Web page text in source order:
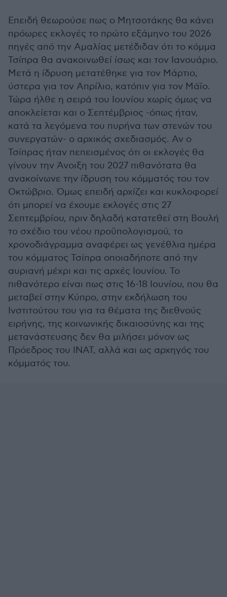
Επειδή θεωρούσε πως ο Μητσοτάκης θα κάνει
πρόωρες εκλογές το πρώτο εξάμηνο του 2026
πηγές από την Αμαλίας μετέδιδαν ότι το κόμμα
Τσίπρα θα ανακοινωθεί ίσως και τον Ιανουάριο.
Μετά η ίδρυση μετατέθηκε για τον Μάρτιο,
ύστερα για τον Απρίλιο, κατόπιν για τον Μάϊο.
Τώρα ήλθε η σειρά του Ιουνίου χωρίς όμως να
αποκλείεται και ο Σεπτέμβριος -όπως ήταν,
κατά τα λεγόμενα του πυρήνα των στενών του
συνεργατών- ο αρχικός σχεδιασμός. Αν ο
Τσίπρας ήταν πεπεισμένος ότι οι εκλογές θα
γίνουν την Άνοιξη του 2027 πιθανότατα θα
ανακοίνωνε την ίδρυση του κόμματός του τον
Οκτώβριο. Όμως επειδή αρχίζει και κυκλοφορεί
ότι μπορεί να έχουμε εκλογές στις 27
Σεπτεμβρίου, πριν δηλαδή κατατεθεί στη Βουλή
το σχέδιο του νέου προϋπολογισμού, το
χρονοδιάγραμμα αναφέρει ως γενέθλια ημέρα
του κόμματος Τσίπρα οποιαδήποτε από την
αυριανή μέχρι και τις αρχές Ιουνίου. Το
πιθανότερο είναι πως στις 16-18 Ιουνίου, που θα
μεταβεί στην Κύπρο, στην εκδήλωση του
Ινστιτούτου του για τα θέματα της διεθνούς
ειρήνης, της κοινωνικής δικαιοσύνης και της
μετανάστευσης δεν θα μιλήσει μόνον ως
Πρόεδρος του ΙΝΑΤ, αλλά και ως αρχηγός του
κόμματός του.